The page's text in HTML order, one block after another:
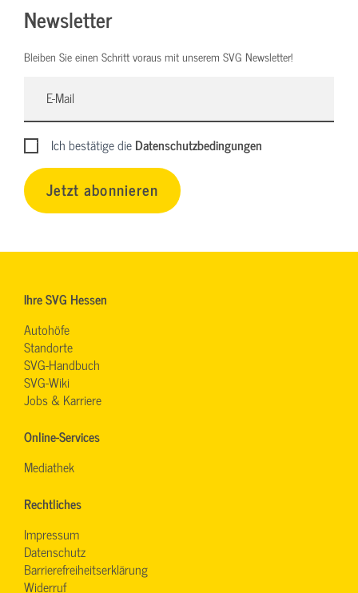
Newsletter
Bleiben Sie einen Schritt voraus mit unserem SVG Newsletter!
Ich bestätige dieDatenschutzbedingungen
Jetzt abonnieren
Ihre SVG Hessen
Autohöfe
Standorte
SVG-Handbuch
SVG-Wiki
Jobs & Karriere
Online-Services
Mediathek
Rechtliches
Impressum
Datenschutz
Barrierefreiheitserklärung
Widerruf